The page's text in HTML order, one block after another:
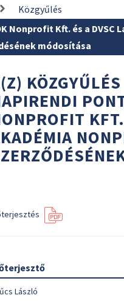
Közgyűlés
Nonprofit Kft. és a
módosítása
László